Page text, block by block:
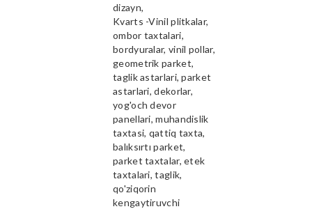
dizayn,
Kvarts -Vinil plitkalar,
ombor taxtalari,
bordyuralar, vinil pollar,
geometrik parket,
taglik astarlari, parket
astarlari, dekorlar,
yog'och devor
panellari, muhandislik
taxtasi, qattiq taxta,
balıksırtı parket,
parket taxtalar, etek
taxtalari, taglik,
qo'ziqorin
kengaytiruvchi